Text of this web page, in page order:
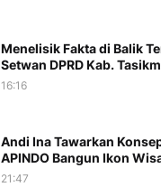
Menelisik Fakta di Balik
Setwan DPRD Kab.
16:16
Andi Ina Tawarkan
APINDO Bangun Ikon
21:47